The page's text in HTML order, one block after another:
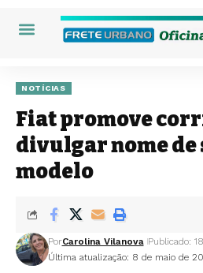
NOTÍCIAS
Fiat promove
divulgar nome de
modelo
Última atualização: 8 de maio de
PorCarolina Vilanova Publicado: